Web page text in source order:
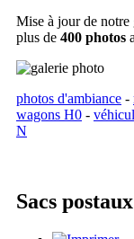
Mise à jour de notre
plus de 400 photos
photos d'ambiance -
wagons H0 -
N
Sacs